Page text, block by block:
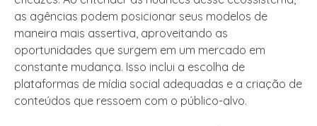
as agências podem posicionar seus modelos de
maneira mais assertiva, aproveitando as
oportunidades que surgem em um mercado em
constante mudança. Isso inclui a escolha de
plataformas de mídia social adequadas e a criação de
conteúdos que ressoem com o público-alvo.